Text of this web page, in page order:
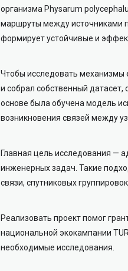
организма Physarum
маршруты между источниками
формирует устойчивые и
Чтобы исследовать механизмы
и собрал собственный
основе была обучена модель
возникновения связей между
Главная цель исследования —
инженерных задач. Такие
связи, спутниковых
Реализовать проект помог
национальной экокампании
необходимые исследования.